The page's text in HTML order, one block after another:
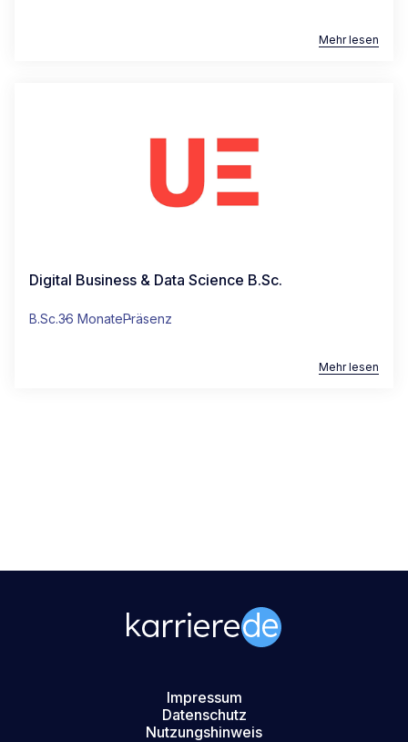
Mehr lesen
Digital Business & Data Science B.Sc.
B.Sc.36 MonatePräsenz
Mehr lesen
Impressum
Datenschutz
Nutzungshinweis